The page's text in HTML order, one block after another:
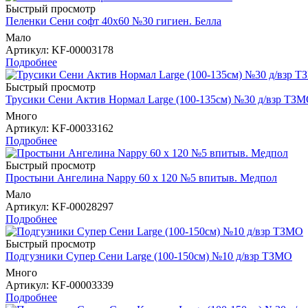
Быстрый просмотр
Пеленки Сени софт 40х60 №30 гигиен. Белла
Мало
Артикул: KF-00003178
Подробнее
Быстрый просмотр
Трусики Сени Актив Нормал Large (100-135см) №30 д/взр
Много
Артикул: KF-00033162
Подробнее
Быстрый просмотр
Простыни Ангелина Nappy 60 х 120 №5 впитыв. Медпол
Мало
Артикул: KF-00028297
Подробнее
Быстрый просмотр
Подгузники Супер Сени Large (100-150см) №10 д/взр ТЗМО
Много
Артикул: KF-00003339
Подробнее